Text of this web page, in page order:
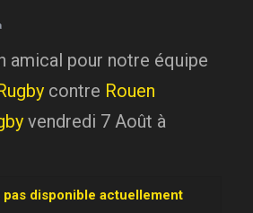
amical pour notre équipe
contre Rouen
vendredi 7 Août à
pas disponible actuellement